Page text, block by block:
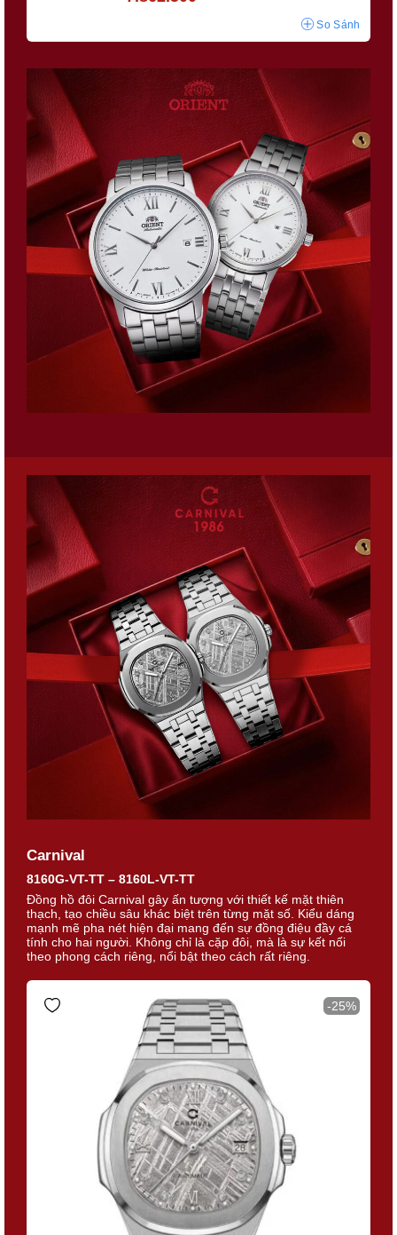
So Sánh
Carnival
8160G-VT-TT – 8160L-VT-TT
Đồng hồ đôi Carnival gây ấn tượng với thiết kế mặt thiên
thạch, tạo chiều sâu khác biệt trên từng mặt số. Kiểu dáng
mạnh mẽ pha nét hiện đại mang đến sự đồng điệu đầy cá
tính cho hai người. Không chỉ là cặp đôi, mà là sự kết nối
theo phong cách riêng, nổi bật theo cách rất riêng.
-25%